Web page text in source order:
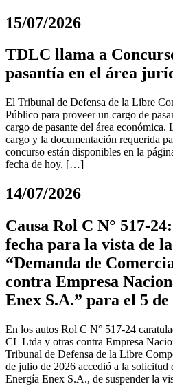
15/07/2026
TDLC llama a
pasantía en el área
El Tribunal de Defensa de la Libre
Público para proveer un cargo de
cargo de pasante del área económica.
cargo y la documentación requerida
concurso están disponibles en la
fecha de hoy. […]
14/07/2026
Causa Rol C N° 517-
fecha para la vista de
“Demanda de
contra Empresa
Enex S.A.” para el 5 de
En los autos Rol C N° 517-24
CL Ltda y otras contra Empresa
Tribunal de Defensa de la Libre
de julio de 2026 accedió a la solicitud
Energía Enex S.A., de suspender la